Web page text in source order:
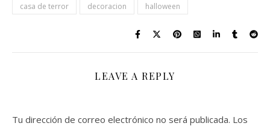
casa de terror decoracion halloween
LEAVE A REPLY
Tu dirección de correo electrónico no será publicada. Los